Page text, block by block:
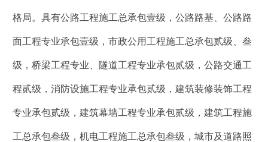
格局。具有公路工程施工总承包壹级，公路路基、公路路
面工程专业承包壹级，市政公用工程施工总承包贰级、叁
级，桥梁工程专业、隧道工程专业承包贰级，公路交通工
程贰级，消防设施工程专业承包贰级，建筑装修装饰工程
专业承包贰级，建筑幕墙工程专业承包贰级，建筑工程施
工总承包叁级，机电工程施工总承包叁级，城市及道路照